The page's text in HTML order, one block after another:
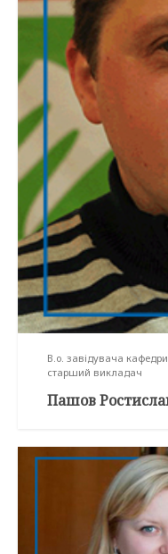
В.о. завідувача
старший викладач
Пашов